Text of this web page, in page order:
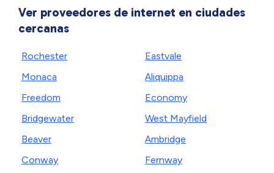
Ver proveedores de internet en ciudades
cercanas
Rochester
Monaca
Freedom
Bridgewater
Beaver
Conway
Eastvale
Aliquippa
Economy
West Mayfield
Ambridge
Fernway